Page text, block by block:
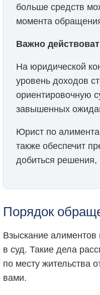
больше средств
момента
Важно
На юридической
уровень доходов
ориентировочную
завышенных
Юрист по
также обеспечит
добиться решения,
Порядок
Взыскание алиментов
в суд. Такие дела
по месту жительства
вами.